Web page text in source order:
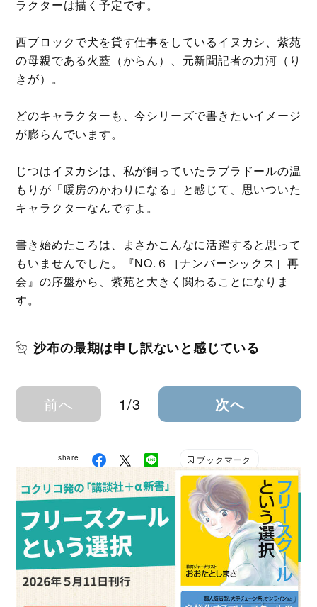
ラクターは描く予定です。
西ブロックで犬を貸す仕事をしているイヌカシ、紫苑
の母親である火藍（からん）、元新聞記者の力河（り
きが）。
どのキャラクターも、今シリーズで書きたいイメージ
が膨らんでいます。
じつはイヌカシは、私が飼っていたラブラドールの温
もりが「暖房のかわりになる」と感じて、思いついた
キャラクターなんですよ。
書き始めたころは、まさかこんなに活躍すると思って
もいませんでした。『NO.６［ナンバーシックス］再
会』の序盤から、紫苑と大きく関わることになりま
す。
沙布の最期は申し訳ないと感じている
前へ 1/3 次へ
share ブックマーク